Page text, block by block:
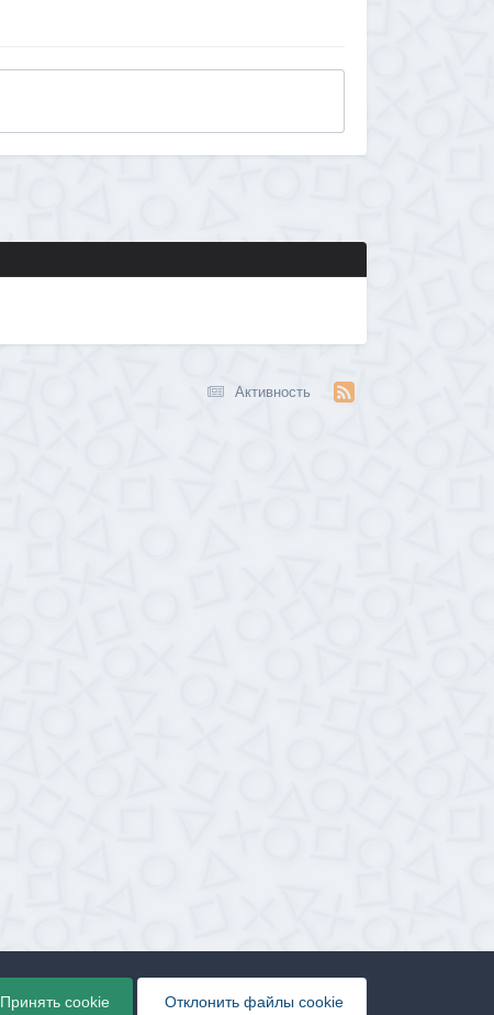
Активность
Принять cookie Отклонить файлы сookie